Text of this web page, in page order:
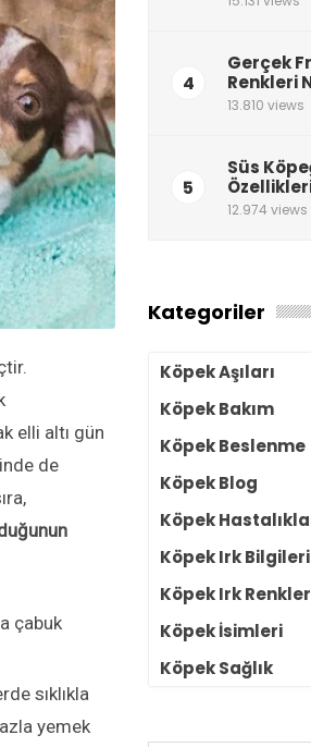
elli altı gün
de
çabuk
sıklıkla
yemek
4
Gerçek
Renkleri
13.810 views
5
Süs
12.974 views
Kategoriler
Köpek Aşıları
Köpek Bakım
Köpek Beslenme
Köpek Blog
Köpek
Köpek Irk Bilgileri
Köpek Irk
Köpek İsimleri
Köpek Sağlık